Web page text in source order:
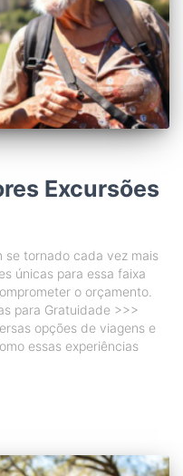
Excursões
se tornado cada vez mais
únicas para essa faixa
o orçamento.
para Gratuidade >>>
opções de viagens e
essas experiências